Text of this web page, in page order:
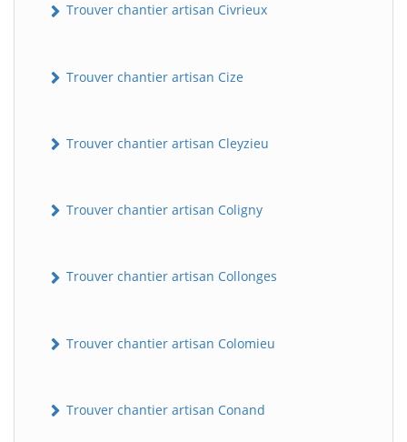
Trouver chantier artisan Civrieux
Trouver chantier artisan Cize
Trouver chantier artisan Cleyzieu
Trouver chantier artisan Coligny
Trouver chantier artisan Collonges
Trouver chantier artisan Colomieu
Trouver chantier artisan Conand